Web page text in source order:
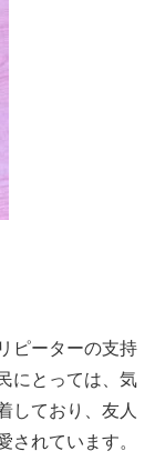
ピーターの支持
にとっては、気
しており、友人
されています。